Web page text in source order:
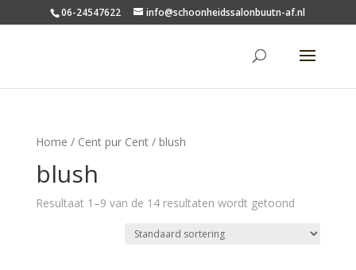
06-24547622 info@schoonheidssalonbuutn-af.nl
Home / Cent pur Cent/ blush
blush
Resultaat 1–9 van de 14 resultaten wordt getoond